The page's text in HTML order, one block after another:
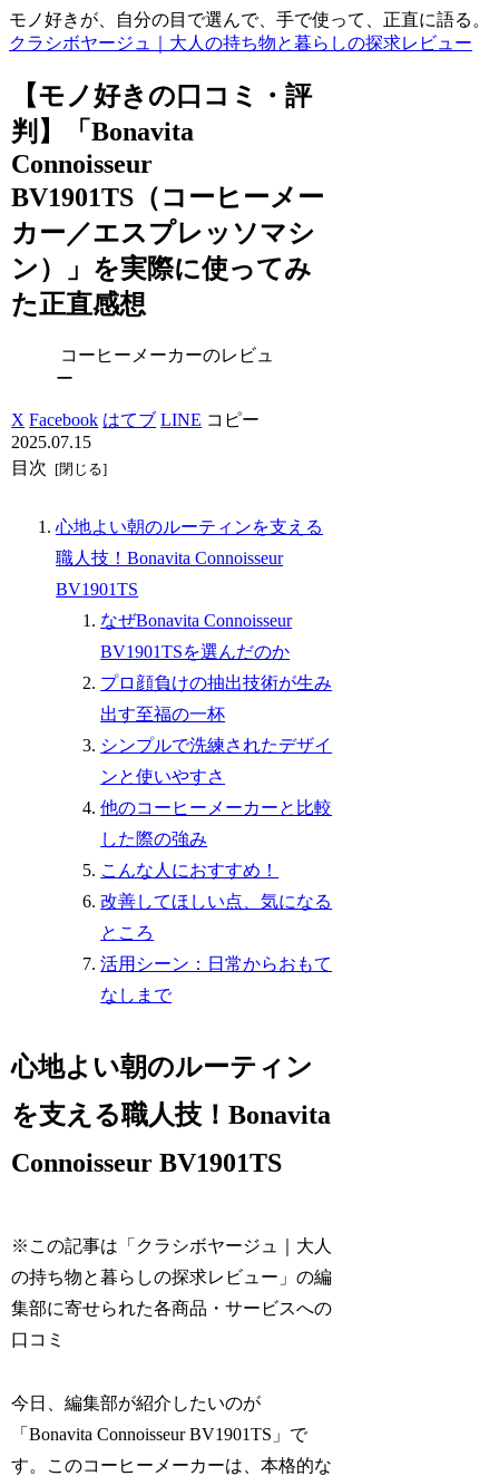
モノ好きが、自分の目で選んで、手で使って、正直に語る。
クラシボヤージュ｜大人の持ち物と暮らしの探求レビュー
【モノ好きの口コミ・評
判】「Bonavita
Connoisseur
BV1901TS（コーヒーメー
カー／エスプレッソマシ
ン）」を実際に使ってみ
た正直感想
コーヒーメーカーのレビュ
ー
X Facebook はてブ LINE コピー
2025.07.15
目次
心地よい朝のルーティンを支える
職人技！Bonavita Connoisseur
BV1901TS
なぜBonavita Connoisseur
BV1901TSを選んだのか
プロ顔負けの抽出技術が生み
出す至福の一杯
シンプルで洗練されたデザイ
ンと使いやすさ
他のコーヒーメーカーと比較
した際の強み
こんな人におすすめ！
改善してほしい点、気になる
ところ
活用シーン：日常からおもて
なしまで
心地よい朝のルーティン
を支える職人技！Bonavita
Connoisseur BV1901TS
※この記事は「クラシボヤージュ｜大人
の持ち物と暮らしの探求レビュー」の編
集部に寄せられた各商品・サービスへの
口コミ
今日、編集部が紹介したいのが
「Bonavita Connoisseur BV1901TS」で
す。このコーヒーメーカーは、本格的な